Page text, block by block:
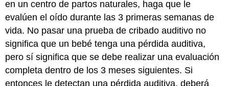
en un centro de partos naturales, haga que le
evalúen el oído durante las 3 primeras semanas de
vida. No pasar una prueba de cribado auditivo no
significa que un bebé tenga una pérdida auditiva,
pero sí significa que se debe realizar una evaluación
completa dentro de los 3 meses siguientes. Si
entonces le detectan una pérdida auditiva, deberá